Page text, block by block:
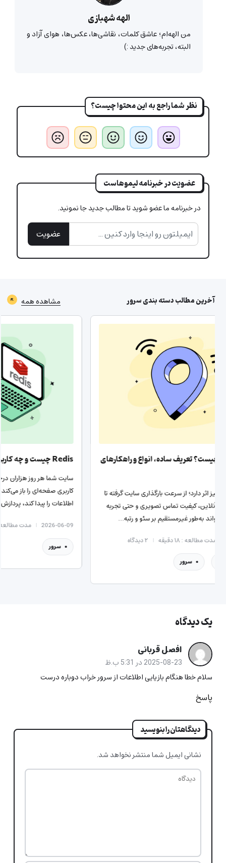
الهه شهبازی
من الهه‌ام؛ عاشق کلمات، نقاشی‌ها، عکس‌ها، هوای آزاد و
البته، تجربه‌های جدید :)
نظر شما راجع به این محتوا چیست؟
عضویت در خبرنامه لیموهاست
در خبرنامه ما عضو شوید تا مطالب جدید جا نمونید.
عضویت
آخرین مطالب دسته بندیسرور مشاهده همه
Redis چیست و چه کاربردهایی دارد؟
سایت شما هر روز هزاران درخواست دریافت می‌کند. هر بار که
کاربری صفحه‌ای را باز می‌کند، سیستم باید به پایگاه داده برود،
اطلاعات را پیدا کند، پردازش کند و برگرداند.…
2026-06-09 مدت مطالعه : ۱۳ دقیقه
آیا
یک دیدگاه
افصل قربانی
2025-08-23 در 5:31 ب.ظ
سلام خطا هنگام بازیایی اطلاعات از سرور خراب دوباره درست
پاسخ
دیدگاهتان را بنویسید
نشانی ایمیل شما منتشر نخواهد شد.